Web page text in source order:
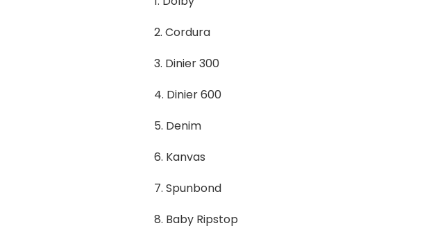
2. Cordura
3. Dinier 300
4. Dinier 600
5. Denim
6. Kanvas
7. Spunbond
8. Baby Ripstop